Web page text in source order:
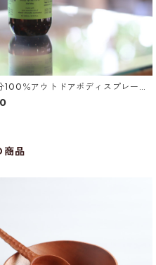
100％アウトドアボディスプレー
め替え用
商品